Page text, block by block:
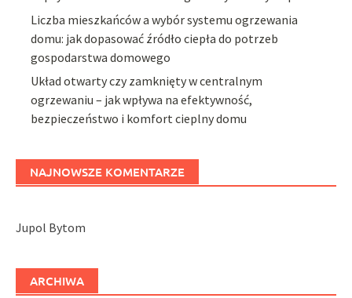
Liczba mieszkańców a wybór systemu ogrzewania
domu: jak dopasować źródło ciepła do potrzeb
gospodarstwa domowego
Układ otwarty czy zamknięty w centralnym
ogrzewaniu – jak wpływa na efektywność,
bezpieczeństwo i komfort cieplny domu
NAJNOWSZE KOMENTARZE
Jupol Bytom
ARCHIWA